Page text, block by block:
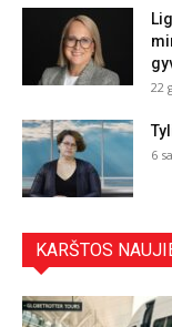
22
6
KARŠTOS